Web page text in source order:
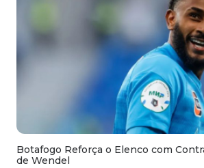
Botafogo Reforça o Elenco com
de Wendel